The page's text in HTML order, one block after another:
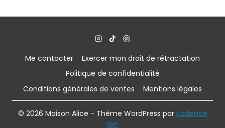
Me contacter
Exercer mon droit de rétractation
Politique de confidentialité
Conditions générales de ventes
Mentions légales
© 2026 Maison Alice - Thème WordPress par Kadence
WP